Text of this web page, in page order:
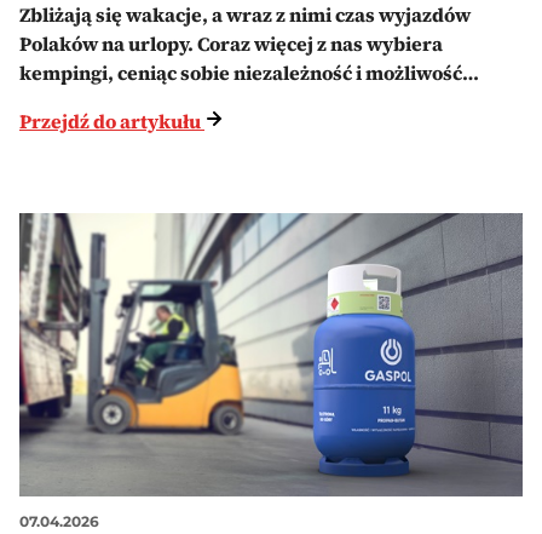
Zbliżają się wakacje, a wraz z nimi czas wyjazdów
Polaków na urlopy. Coraz więcej z nas wybiera
kempingi, ceniąc sobie niezależność i możliwość…
Przejdź do artykułu
07.04.2026